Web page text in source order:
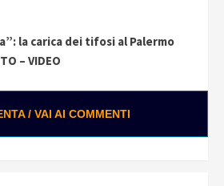
la carica dei tifosi al Palermo
– VIDEO
/ VAI AI COMMENTI